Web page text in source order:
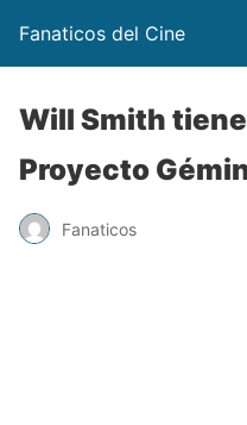
Fanaticos del Cine
Will Smith
Proyecto
Fanaticos